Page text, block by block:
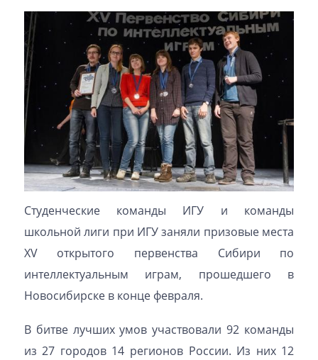
Студенческие команды ИГУ и команды
школьной лиги при ИГУ заняли призовые места
XV открытого первенства Сибири по
интеллектуальным играм, прошедшего в
Новосибирске в конце февраля.
В битве лучших умов участвовали 92 команды
из 27 городов 14 регионов России. Из них 12